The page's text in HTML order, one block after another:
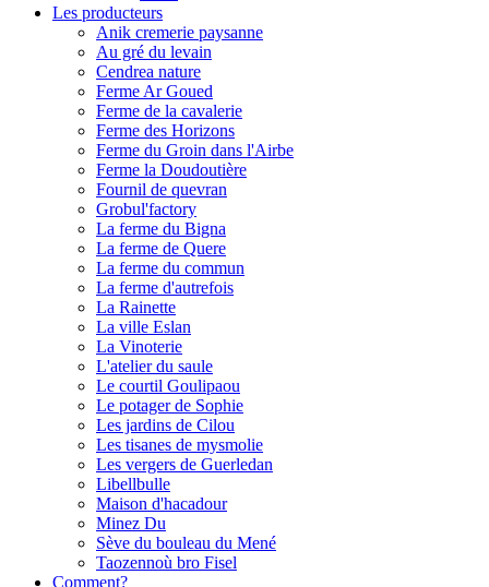
Les producteurs
Anik cremerie paysanne
Au gré du levain
Cendrea nature
Ferme Ar Goued
Ferme de la cavalerie
Ferme des Horizons
Ferme du Groin dans l'Airbe
Ferme la Doudoutière
Fournil de quevran
Grobul'factory
La ferme du Bigna
La ferme de Quere
La ferme du commun
La ferme d'autrefois
La Rainette
La ville Eslan
La Vinoterie
L'atelier du saule
Le courtil Goulipaou
Le potager de Sophie
Les jardins de Cilou
Les tisanes de mysmolie
Les vergers de Guerledan
Libellbulle
Maison d'hacadour
Minez Du
Sève du bouleau du Mené
Taozennoù bro Fisel
Comment?